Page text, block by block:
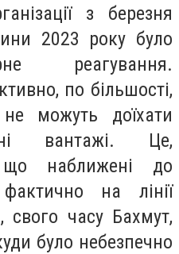
з березня
2023 року було
реагування.
по більшості,
можуть доїхати
вантажі. Це,
наближені до
на лінії
свого часу Бахмут,
було небезпечно